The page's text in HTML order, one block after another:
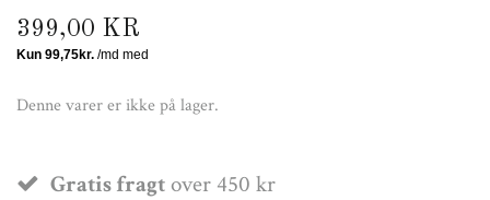
399,00 KR
Denne varer er ikke på lager.
Gratis fragtover 450 kr